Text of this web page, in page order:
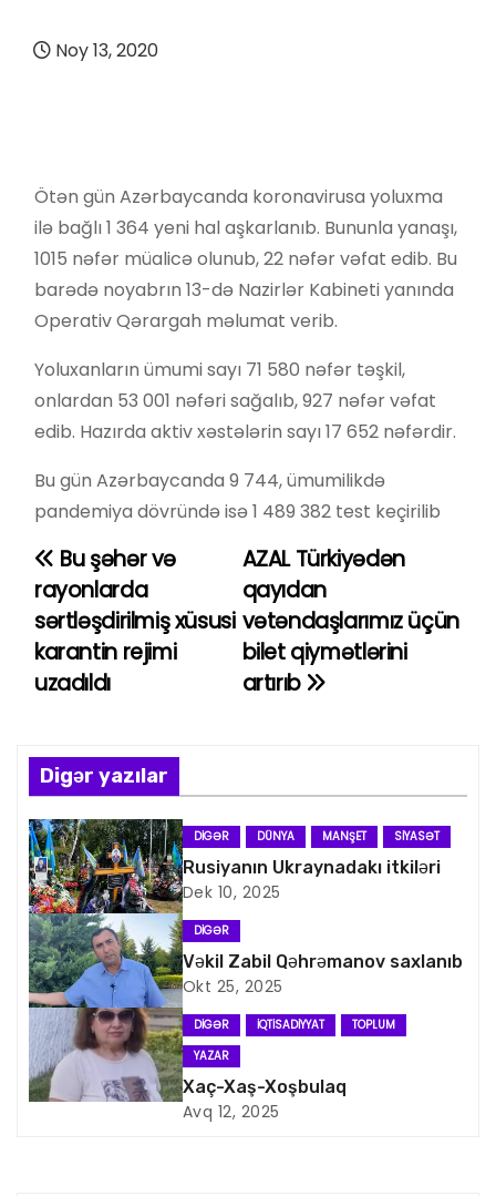
Noy 13, 2020
Ötən gün Azərbaycanda koronavirusa yoluxma
ilə bağlı 1 364 yeni hal aşkarlanıb. Bununla yanaşı,
1015 nəfər müalicə olunub, 22 nəfər vəfat edib. Bu
barədə noyabrın 13-də Nazirlər Kabineti yanında
Operativ Qərargah məlumat verib.
Yoluxanların ümumi sayı 71 580 nəfər təşkil,
onlardan 53 001 nəfəri sağalıb, 927 nəfər vəfat
edib. Hazırda aktiv xəstələrin sayı 17 652 nəfərdir.
Bu gün Azərbaycanda 9 744, ümumilikdə
pandemiya dövründə isə 1 489 382 test keçirilib
Y
a
z
n
a
v
i
q
a
s
i
AZAL Türkiyədən
qayıdan
vətəndaşlarımız üçün
bilet qiymətlərini
artırıb
Bu şəhər və
rayonlarda
sərtləşdirilmiş xüsusi
karantin rejimi
uzadıldı
Digər yazılar
DIGƏR DÜNYA MANŞET SIYASƏT
Rusiyanın Ukraynadakı itkiləri
Dek 10, 2025
DIGƏR
Vəkil Zabil Qəhrəmanov saxlanıb
Okt 25, 2025
DIGƏR İQTISADIYYAT
TOPLUM
YAZAR
Xaç-Xaş-Xoşbulaq
Avq 12, 2025